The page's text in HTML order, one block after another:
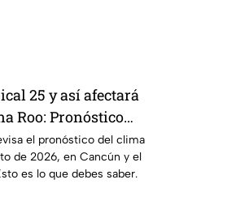
25 y así afectará
Roo: Pronóstico
agosto de 2026, en
estado
el pronóstico del clima
de 2026, en Cancún y el
es lo que debes saber.